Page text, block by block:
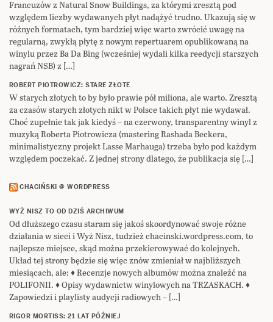
Francuzów z Natural Snow Buildings, za którymi zresztą pod
względem liczby wydawanych płyt nadążyć trudno. Ukazują się w
różnych formatach, tym bardziej więc warto zwrócić uwagę na
regularną, zwykłą płytę z nowym repertuarem opublikowaną na
winylu przez Ba Da Bing (wcześniej wydali kilka reedycji starszych
nagrań NSB) z […]
ROBERT PIOTROWICZ: STARE ZŁOTE
W starych złotych to by było prawie pół miliona, ale warto. Zresztą
za czasów starych złotych nikt w Polsce takich płyt nie wydawał.
Choć zupełnie tak jak kiedyś – na czerwony, transparentny winyl z
muzyką Roberta Piotrowicza (mastering Rashada Beckera,
minimalistyczny projekt Lasse Marhauga) trzeba było pod każdym
względem poczekać. Z jednej strony dlatego, że publikacja się […]
CHACIŃSKI @ WORDPRESS
WYŻ NISZ TO OD DZIŚ ARCHIWUM
Od dłuższego czasu staram się jakoś skoordynować swoje różne
działania w sieci i Wyż Nisz, tudzież chacinski.wordpress.com, to
najlepsze miejsce, skąd można przekierowywać do kolejnych.
Układ tej strony będzie się więc znów zmieniał w najbliższych
miesiącach, ale: ♦ Recenzje nowych albumów można znaleźć na
POLIFONII. ♦ Opisy wydawnictw winylowych na TRZASKACH. ♦
Zapowiedzi i playlisty audycji radiowych – […]
RIGOR MORTISS: 21 LAT PÓŹNIEJ